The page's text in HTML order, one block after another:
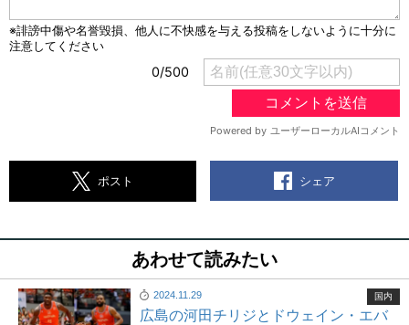
ポスト シェア
あわせて読みたい
2024.11.29
広島の河田チリジとドウェイン・エバ
国内